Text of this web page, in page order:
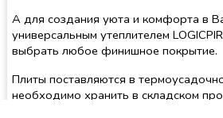
А для создания уюта и комфорта в
универсальным утеплителем
выбрать любое финишное покрытие.
Плиты поставляются в
необходимо хранить в складском